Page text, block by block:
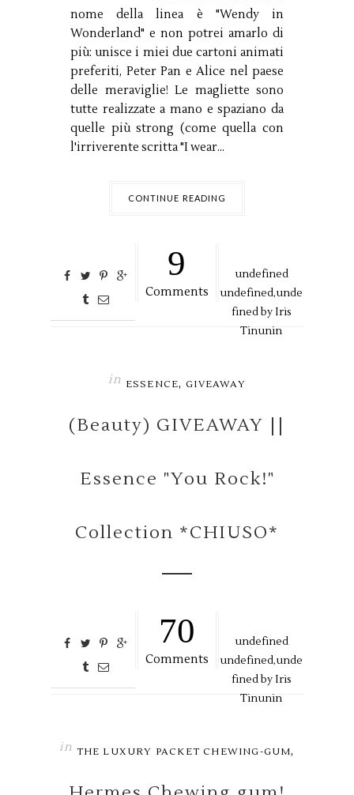
nome della linea è "Wendy in
Wonderland" e non potrei amarlo di
più: unisce i miei due cartoni animati
preferiti, Peter Pan e Alice nel paese
delle meraviglie! Le magliette sono
tutte realizzate a mano e spaziano da
quelle più strong (come quella con
l'irriverente scritta "I wear...
CONTINUE READING
9
Comments
undefined
undefined,unde
fined byIris
Tinunin
in ESSENCE, GIVEAWAY
(Beauty) GIVEAWAY ||
Essence "You Rock!"
Collection *CHIUSO*
70
Comments
undefined
undefined,unde
fined byIris
Tinunin
in THE LUXURY PACKET CHEWING-GUM,